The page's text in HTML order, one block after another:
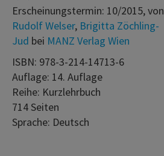
Erscheinungstermin: 10/2015, von
Rudolf Welser, Brigitta Zöchling-
Jud bei MANZ Verlag Wien
ISBN: 978-3-214-14713-6
Auflage: 14. Auflage
Reihe: Kurzlehrbuch
714 Seiten
Sprache: Deutsch